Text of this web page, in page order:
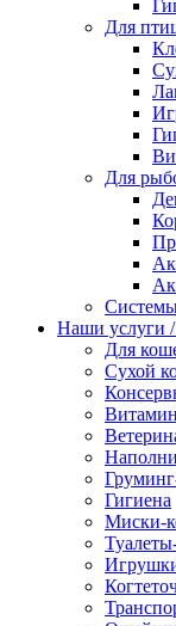
Для
Для
Наши услуги
Для
Сухой
Гигиена
Миски-